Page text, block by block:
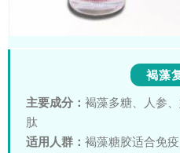
褐藻
主要成分： 褐藻多糖、人参
肽
适用人群： 褐藻糖胶适合免